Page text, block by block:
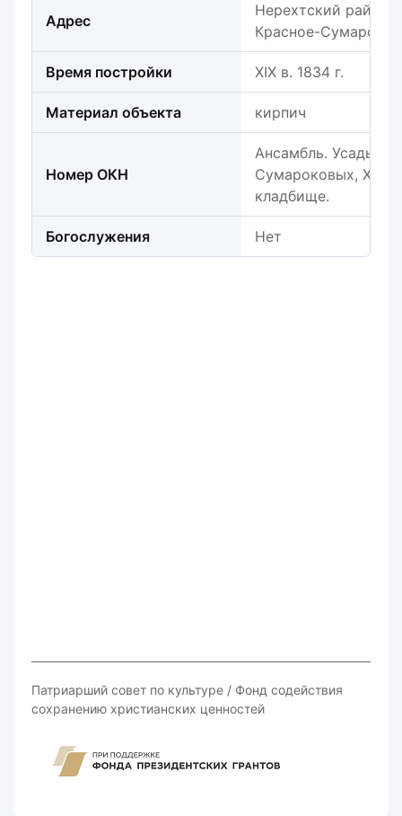
Адрес
Нерехтский район,
Красное-
Время постройки XIX в. 1834 г.
Материал объекта кирпич
Номер ОКН
Ансамбль. Усадьба
Сумароковых, XVIII-
кладбище.
Богослужения Нет
Патриарший совет по культуре / Фонд содействия
сохранению христианских ценностей